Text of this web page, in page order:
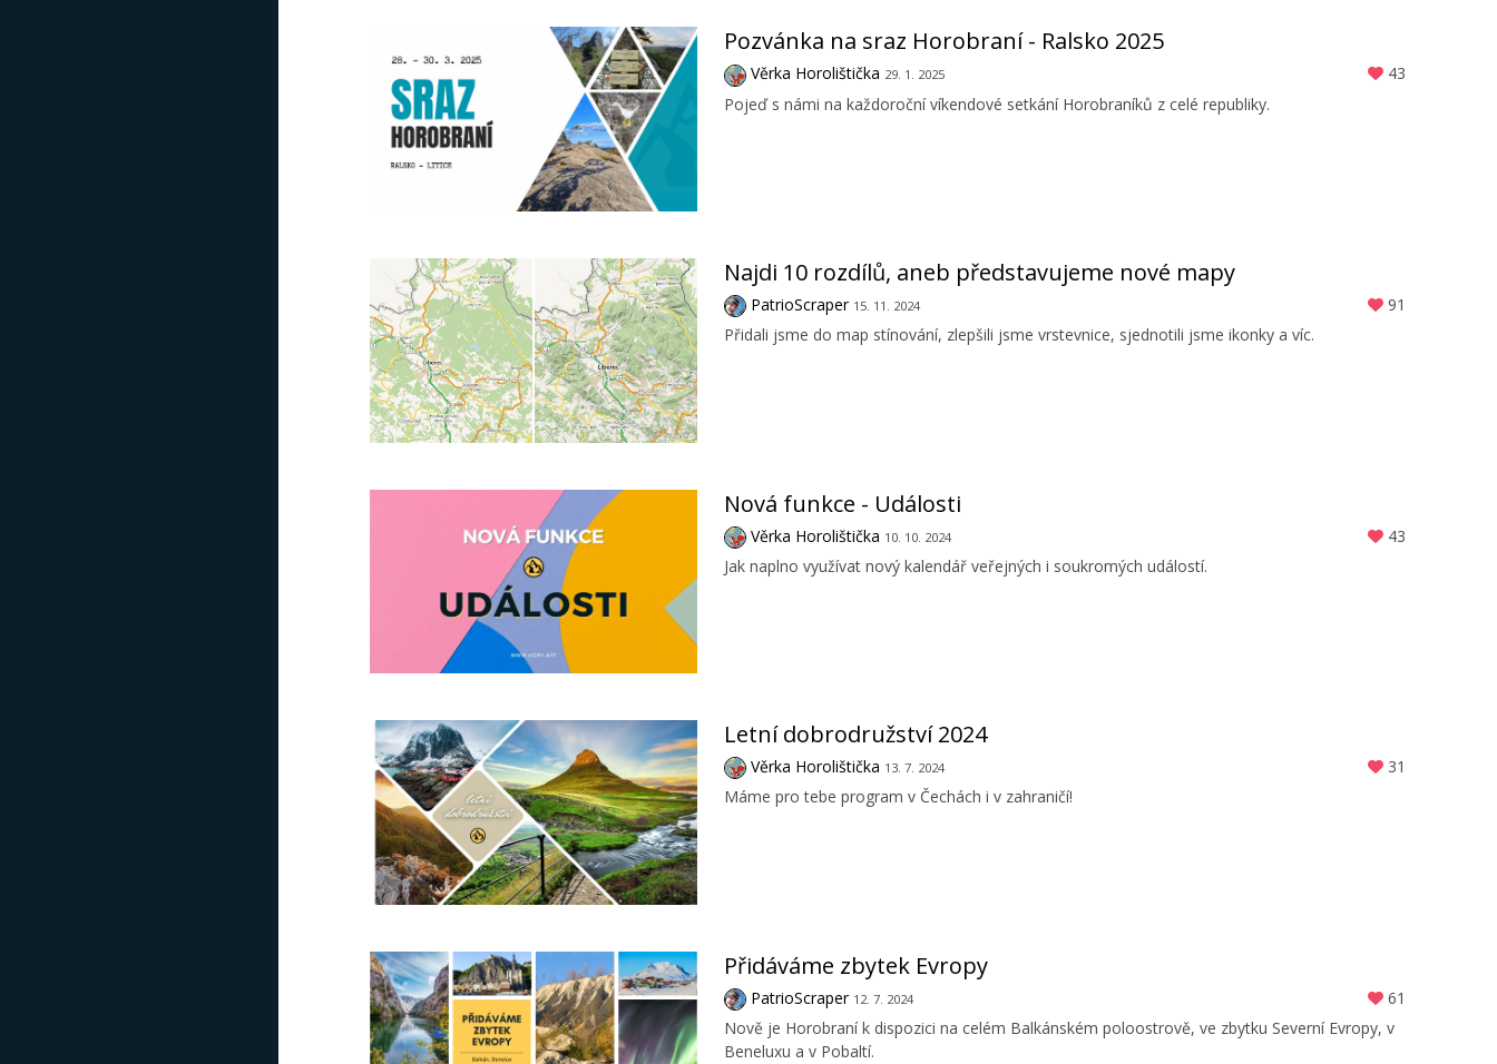
Pozvánka na sraz Horobraní - Ralsko 2025
Věrka Horolištička 29. 1. 2025
43
Pojeď s námi na každoroční víkendové setkání Horobraníků z celé republiky.
Najdi 10 rozdílů, aneb představujeme nové mapy
PatrioScraper 15. 11. 2024
91
Přidali jsme do map stínování, zlepšili jsme vrstevnice, sjednotili jsme ikonky a víc.
Nová funkce - Události
Věrka Horolištička 10. 10. 2024
43
Jak naplno využívat nový kalendář veřejných i soukromých událostí.
Letní dobrodružství 2024
Věrka Horolištička 13. 7. 2024
31
Máme pro tebe program v Čechách i v zahraničí!
Přidáváme zbytek Evropy
PatrioScraper 12. 7. 2024
61
Nově je Horobraní k dispozici na celém Balkánském poloostrově, ve zbytku Severní Evropy, v
Beneluxu a v Pobaltí.